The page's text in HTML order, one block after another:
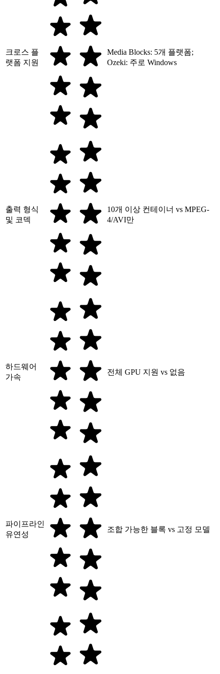
크로스 플
랫폼 지원
Media Blocks: 5개 플랫폼;
Ozeki: 주로 Windows
출력 형식
및 코덱
10개 이상 컨테이너 vs MPEG-
4/AVI만
하드웨어
가속
전체 GPU 지원 vs 없음
파이프라인
유연성
조합 가능한 블록 vs 고정 모델